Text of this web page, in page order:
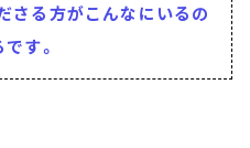
さる方がこんなにいるの
す。